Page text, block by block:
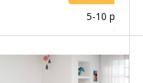
5-10 prac.
dnů